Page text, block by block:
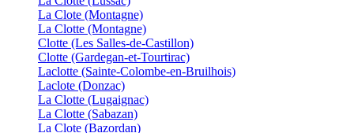
La Clote (Montagne)
La Clotte (Montagne)
Clotte (Les Salles-de-Castillon)
Clotte (Gardegan-et-Tourtirac)
Laclotte (Sainte-Colombe-en-Bruilhois)
Laclote (Donzac)
La Clotte (Lugaignac)
La Clotte (Sabazan)
La Clote (Bazordan)